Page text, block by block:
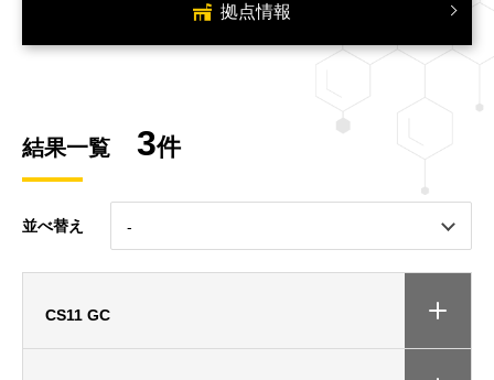
拠点情報
結果一覧 3件
並べ替え
CS11 GC